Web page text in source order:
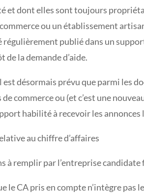
et dont elles sont toujours
ou un établissement
régulièrement publié dans un
la demande d’aide.
est désormais prévu que parmi les
de commerce ou (et c’est une
habilité à recevoir les annonces
au chiffre d’affaires
à remplir par l’entreprise candidate
le CA pris en compte n’intègre